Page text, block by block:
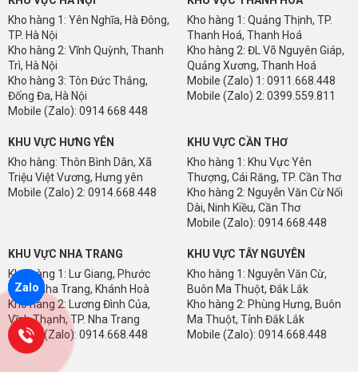
Kho hàng 1: Yên Nghĩa, Hà Đông,
TP. Hà Nội
Kho hàng 2: Vĩnh Quỳnh, Thanh
Trì, Hà Nội
Kho hàng 3: Tôn Đức Thắng,
Đống Đa, Hà Nội
Mobile (Zalo): 0914 668 448
Kho hàng 1: Quảng Thịnh, TP.
Thanh Hoá, Thanh Hoá
Kho hàng 2: ĐL Võ Nguyên Giáp,
Quảng Xương, Thanh Hoá
Mobile (Zalo) 1: 0911.668.448
Mobile (Zalo) 2: 0399.559.811
KHU VỰC HƯNG YÊN
Kho hàng: Thôn Bình Dân, Xã
Triệu Việt Vương, Hưng yên
Mobile (Zalo) 2: 0914.668.448
KHU VỰC CẦN THƠ
Kho hàng 1: Khu Vực Yên
Thượng, Cái Răng, TP. Cần Thơ
Kho hàng 2: Nguyễn Văn Cừ Nối
Dài, Ninh Kiều, Cần Thơ
Mobile (Zalo): 0914.668.448
KHU VỰC NHA TRANG
Kho hàng 1: Lư Giang, Phước
Thuỷ, Nha Trang, Khánh Hoà
Kho hàng 2: Lương Đình Của,
Vĩnh Thạnh, TP. Nha Trang
Mobile (Zalo): 0914.668.448
KHU VỰC TÂY NGUYÊN
Kho hàng 1: Nguyễn Văn Cừ,
Buôn Ma Thuột, Đắk Lắk
Kho hàng 2: Phùng Hưng, Buôn
Ma Thuột, Tỉnh Đắk Lắk
Mobile (Zalo): 0914.668.448
Zalo